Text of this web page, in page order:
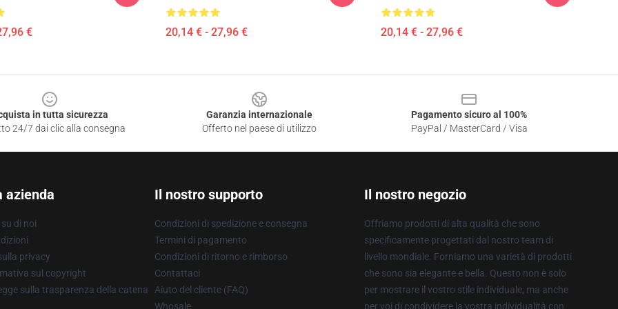
€ 20,14 € - 27,96 € 20,14 € - 27,96 €
in tutta sicurezza
24/7 dai clic alla consegna
Garanzia internazionale
Offerto nel paese di utilizzo
Pagamento sicuro al 100%
PayPal / MasterCard / Visa
azienda
di noi
privacy
sul copyright
sulla trasparenza della catena
Il nostro supporto
Condizioni di spedizione e consegna
Termini di pagamento
Condizioni di ritorno e rimborso
Contattaci
Aiuto del cliente (FAQ)
Whosale
Il nostro negozio
Offriamo prodotti di alta qualità che sono
specificamente progettati dal nostro team di
livello mondiale. Forniamo una varietà di prodotti
che sono sia elegante e bella. Questo non è solo
per mostrare il vostro stile individuale, ma anche
per voi di condividere la vostra individualità con